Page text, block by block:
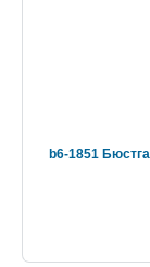
b6-1851